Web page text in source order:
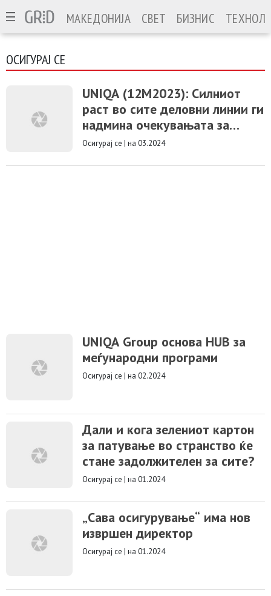
МАКЕДОНИЈА СВЕТ БИЗНИС
ОСИГУРАЈ СЕ
UNIQA (12М2023): Силниот
раст во сите деловни линии ги
надмина очекувањата за
годишната добивка и премија
Осигурај се | на 03.2024
UNIQA Group основа HUB за
меѓународни програми
Осигурај се | на 02.2024
Дали и кога зелениот картон
за патување во странство ќе
стане задолжителен за сите?
Осигурај се | на 01.2024
„Сава осигурување“ има нов
извршен директор
Осигурај се | на 01.2024